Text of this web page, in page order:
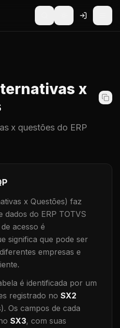
x
x questões do ERP
x Questões) faz
dados do ERP TOTVS
acesso é
significa que pode ser
empresas e
.
é identificada por um
registrado no SX2
Os campos de cada
SX3, com suas